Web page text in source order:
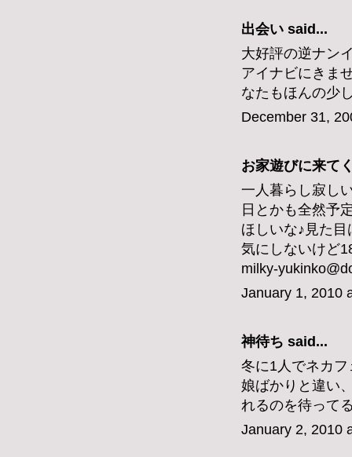
出会い said...
大好評の逆ナン
アイナビにきま
なたもほんの少
December 31,
お家遊びに来て
一人暮らし寂し
日とかも全然予
ほしいな♪見た
気にしないけど
milky-
January 1, 2010
神待ち said...
冬に1人でネカ
娘ばかりと違い
れるのを待って
January 2, 2010